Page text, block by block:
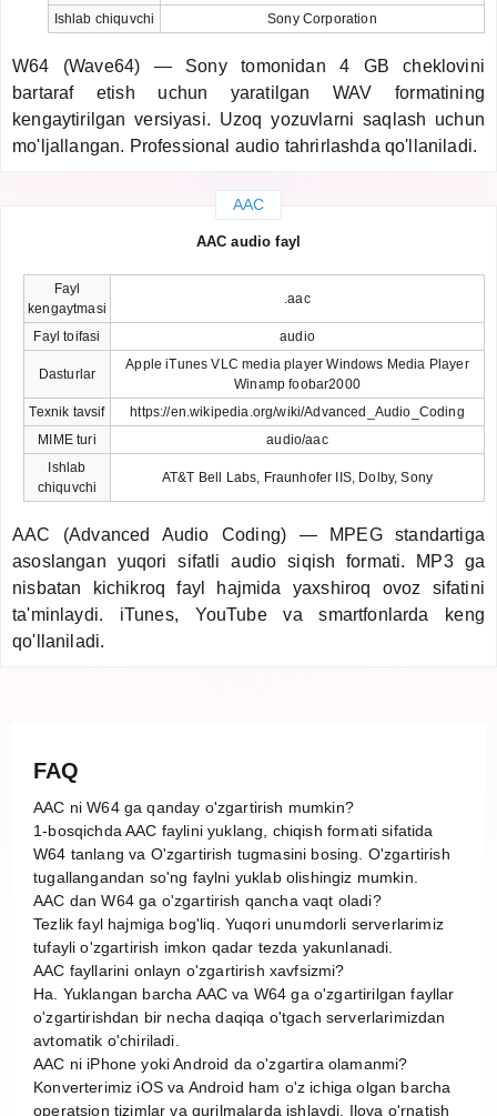
Ishlab chiquvchi
Sony Corporation
W64 (Wave64) — Sony tomonidan 4 GB cheklovini
bartaraf etish uchun yaratilgan WAV formatining
kengaytirilgan versiyasi. Uzoq yozuvlarni saqlash uchun
mo'ljallangan. Professional audio tahrirlashda qo'llaniladi.
AAC
AAC audio fayl
Fayl
kengaytmasi
.aac
Fayl toifasi audio
Dasturlar
Apple iTunes VLC media player Windows Media Player
Winamp foobar2000
Texnik tavsif
https://en.wikipedia.org/wiki/Advanced_Audio_Coding
MIME turi
audio/aac
Ishlab
chiquvchi
AT&T Bell Labs, Fraunhofer IIS, Dolby, Sony
AAC (Advanced Audio Coding) — MPEG standartiga
asoslangan yuqori sifatli audio siqish formati. MP3 ga
nisbatan kichikroq fayl hajmida yaxshiroq ovoz sifatini
ta'minlaydi. iTunes, YouTube va smartfonlarda keng
qo'llaniladi.
FAQ
AAC ni W64 ga qanday o'zgartirish mumkin?
1-bosqichda AAC faylini yuklang, chiqish formati sifatida
W64 tanlang va O'zgartirish tugmasini bosing. O'zgartirish
tugallangandan so'ng faylni yuklab olishingiz mumkin.
AAC dan W64 ga o'zgartirish qancha vaqt oladi?
Tezlik fayl hajmiga bog'liq. Yuqori unumdorli serverlarimiz
tufayli o'zgartirish imkon qadar tezda yakunlanadi.
AAC fayllarini onlayn o'zgartirish xavfsizmi?
Ha. Yuklangan barcha AAC va W64 ga o'zgartirilgan fayllar
o'zgartirishdan bir necha daqiqa o'tgach serverlarimizdan
avtomatik o'chiriladi.
AAC ni iPhone yoki Android da o'zgartira olamanmi?
Konverterimiz iOS va Android ham o'z ichiga olgan barcha
operatsion tizimlar va qurilmalarda ishlaydi. Ilova o'rnatish